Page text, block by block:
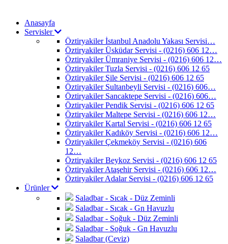
Anasayfa
Servisler
Öztiryakiler İstanbul Anadolu Yakası Servisi…
Öztiryakiler Üsküdar Servisi - (0216) 606 12…
Öztiryakiler Ümraniye Servisi - (0216) 606 12…
Öztiryakiler Tuzla Servisi - (0216) 606 12 65
Öztiryakiler Şile Servisi - (0216) 606 12 65
Öztiryakiler Sultanbeyli Servisi - (0216) 606…
Öztiryakiler Sancaktepe Servisi - (0216) 606…
Öztiryakiler Pendik Servisi - (0216) 606 12 65
Öztiryakiler Maltepe Servisi - (0216) 606 12…
Öztiryakiler Kartal Servisi - (0216) 606 12 65
Öztiryakiler Kadıköy Servisi - (0216) 606 12…
Öztiryakiler Çekmeköy Servisi - (0216) 606
12…
Öztiryakiler Beykoz Servisi - (0216) 606 12 65
Öztiryakiler Ataşehir Servisi - (0216) 606 12…
Öztiryakiler Adalar Servisi - (0216) 606 12 65
Ürünler
Saladbar - Sıcak - Düz Zeminli
Saladbar - Sıcak - Gn Havuzlu
Saladbar - Soğuk - Düz Zeminli
Saladbar - Soğuk - Gn Havuzlu
Saladbar (Ceviz)